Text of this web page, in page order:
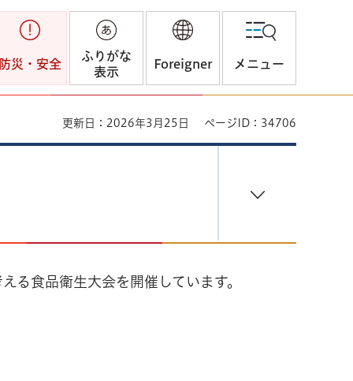
災・安全
ふりがな
表示
Foreigner メニュー
更新日：2026年3月25日 ページID：34706
る食品衛生大会を開催しています。